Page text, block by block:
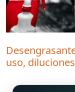
uso,